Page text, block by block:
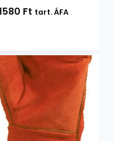
Ft tart. ÁFA